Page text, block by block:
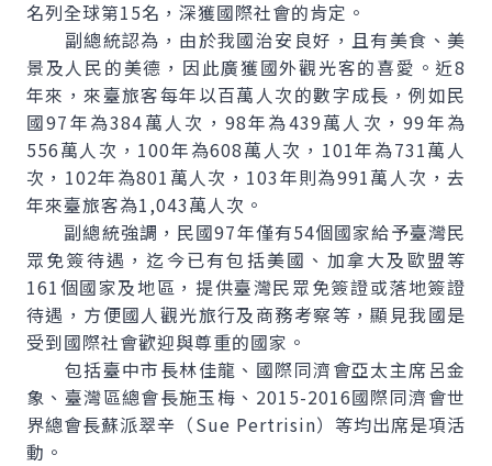
名列全球第15名，深獲國際社會的肯定。
副總統認為，由於我國治安良好，且有美食、美
景及人民的美德，因此廣獲國外觀光客的喜愛。近8
年來，來臺旅客每年以百萬人次的數字成長，例如民
國97年為384萬人次，98年為439萬人次，99年為
556萬人次，100年為608萬人次，101年為731萬人
次，102年為801萬人次，103年則為991萬人次，去
年來臺旅客為1,043萬人次。
副總統強調，民國97年僅有54個國家給予臺灣民
眾免簽待遇，迄今已有包括美國、加拿大及歐盟等
161個國家及地區，提供臺灣民眾免簽證或落地簽證
待遇，方便國人觀光旅行及商務考察等，顯見我國是
受到國際社會歡迎與尊重的國家。
包括臺中市長林佳龍、國際同濟會亞太主席呂金
象、臺灣區總會長施玉梅、2015-2016國際同濟會世
界總會長蘇派翠辛（Sue Pertrisin）等均出席是項活
動。